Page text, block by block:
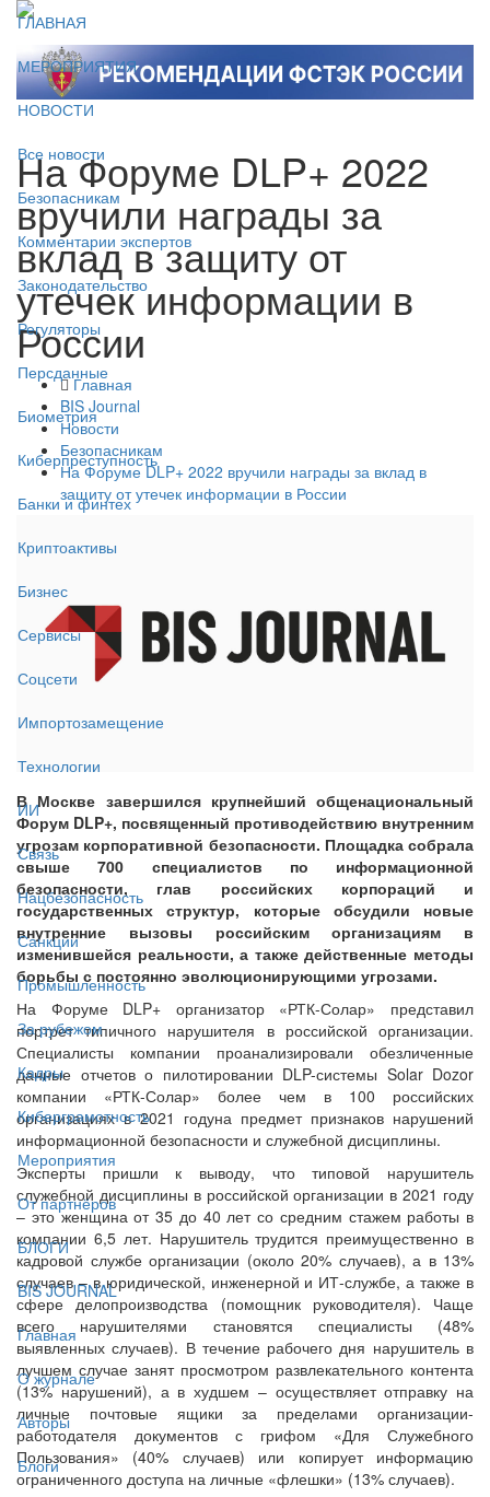
ГЛАВНАЯ
МЕРОПРИЯТИЯ
НОВОСТИ
Все новости
Безопасникам
Комментарии экспертов
Законодательство
Регуляторы
Персданные
Биометрия
Киберпреступность
Банки и финтех
Криптоактивы
Бизнес
Сервисы
Соцсети
Импортозамещение
Технологии
ИИ
Связь
Нацбезопасность
Санкции
Промышленность
За рубежом
Кадры
Киберграмотность
Мероприятия
От партнёров
БЛОГИ
BIS JOURNAL
Главная
О журнале
Авторы
Блоги
На Форуме DLP+ 2022
вручили награды за
вклад в защиту от
утечек информации в
России
Главная
BIS Journal
Новости
Безопасникам
На Форуме DLP+ 2022 вручили награды за вклад в
защиту от утечек информации в России
В Москве завершился крупнейший общенациональный
Форум DLP+, посвященный противодействию внутренним
угрозам корпоративной безопасности. Площадка собрала
свыше 700 специалистов по информационной
безопасности, глав российских корпораций и
государственных структур, которые обсудили новые
внутренние вызовы российским организациям в
изменившейся реальности, а также действенные методы
борьбы с постоянно эволюционирующими угрозами.
На Форуме DLP+ организатор «РТК-Солар» представил
портрет типичного нарушителя в российской организации.
Специалисты компании проанализировали обезличенные
данные отчетов о пилотировании DLP-системы Solar Dozor
компании «РТК-Солар» более чем в 100 российских
организациях в 2021 годуна предмет признаков нарушений
информационной безопасности и служебной дисциплины.
Эксперты пришли к выводу, что типовой нарушитель
служебной дисциплины в российской организации в 2021 году
– это женщина от 35 до 40 лет со средним стажем работы в
компании 6,5 лет. Нарушитель трудится преимущественно в
кадровой службе организации (около 20% случаев), а в 13%
случаев – в юридической, инженерной и ИТ-службе, а также в
сфере делопроизводства (помощник руководителя). Чаще
всего нарушителями становятся специалисты (48%
выявленных случаев). В течение рабочего дня нарушитель в
лучшем случае занят просмотром развлекательного контента
(13% нарушений), а в худшем – осуществляет отправку на
личные почтовые ящики за пределами организации-
работодателя документов с грифом «Для Служебного
Пользования» (40% случаев) или копирует информацию
ограниченного доступа на личные «флешки» (13% случаев).